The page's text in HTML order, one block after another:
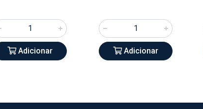
Adicionar Adicionar